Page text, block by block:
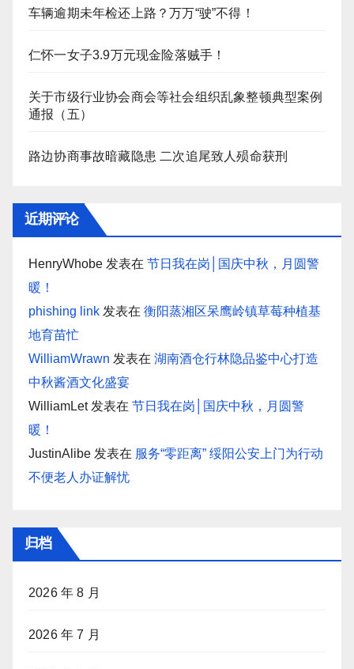
车辆逾期未年检还上路？万万“驶”不得！
仁怀一女子3.9万元现金险落贼手！
关于市级行业协会商会等社会组织乱象整顿典型案例
通报（五）
路边协商事故暗藏隐患 二次追尾致人殒命获刑
近期评论
HenryWhobe 发表在 节日我在岗│国庆中秋，月圆警
暖！
phishing link 发表在 衡阳蒸湘区呆鹰岭镇草莓种植基
地育苗忙
WilliamWrawn 发表在 湖南酒仓行林隐品鉴中心打造
中秋酱酒文化盛宴
WilliamLet发表在 节日我在岗│国庆中秋，月圆警
暖！
JustinAlibe 发表在 服务“零距离” 绥阳公安上门为行动
不便老人办证解忧
归档
2026 年 8 月
2026 年 7 月